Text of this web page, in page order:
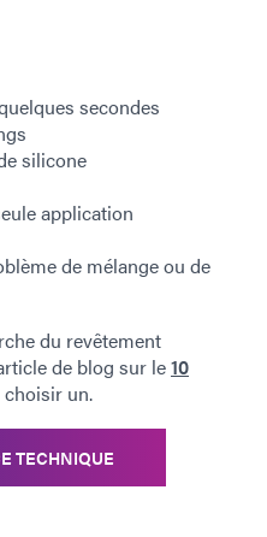
secondes
silicone
application
de mélange ou de
du revêtement
de blog sur le10
un.
TECHNIQUE